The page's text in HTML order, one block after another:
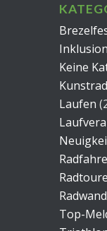
Inklusion
Keine
Kunstrad
Laufen
Top-